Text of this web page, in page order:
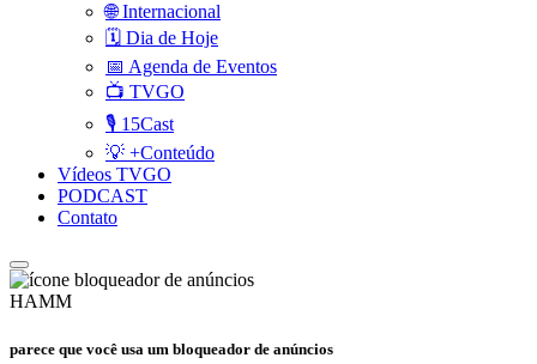
🌐 Internacional
🗓️ Dia de Hoje
📅 Agenda de Eventos
📺 TVGO
🎙️ 15Cast
💡 +Conteúdo
Vídeos TVGO
PODCAST
Contato
HAMM
parece que você usa um bloqueador de anúncios